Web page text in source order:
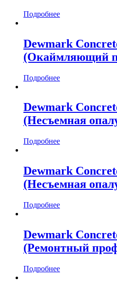
Ширина, мм
Длина рулона, м
Длина, мм
Толщина, мм
Алюминий(82)
ПВХ(4)
ТЭП(2)
Подробнее
Dewmark
(Окаймляющий
Подробнее
Dewmark
(Несъемная
Подробнее
Dewmark
(Несъемная
Подробнее
Dewmark
(Ремонтный
Подробнее